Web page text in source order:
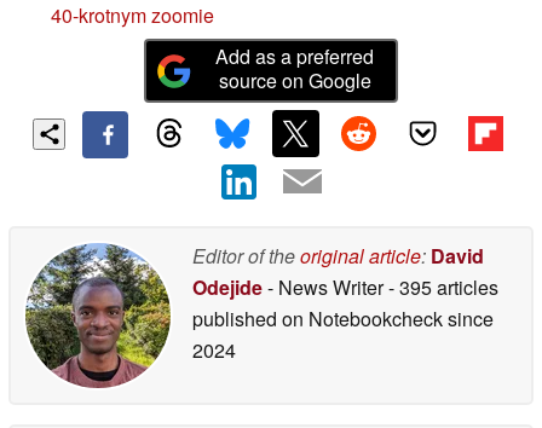
40-krotnym zoomie
Add as a preferred
source on Google
Editor of theoriginal article: David
Odejide- News Writer- 395 articles
published on Notebookchecksince
2024